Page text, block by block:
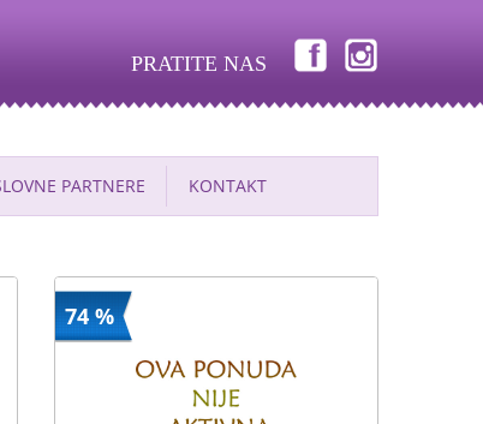
PRATITE NAS
PARTNERE KONTAKT
74 %